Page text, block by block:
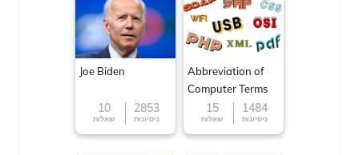
Joe Biden
10
שאלות
2853
ניסיונות
Abbreviation of
Computer Terms
15
שאלות
1484
ניסיונות